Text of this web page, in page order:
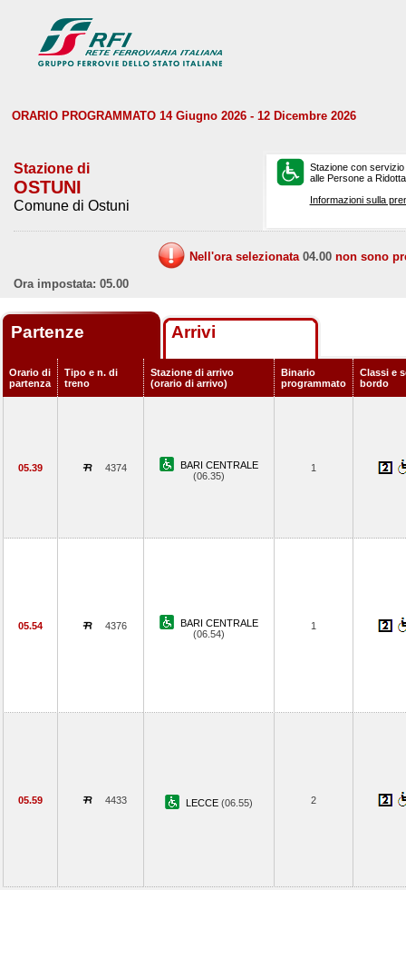
ORARIO PROGRAMMATO 14 Giugno 2026 - 12 Dicembre 2026
Stazione di
OSTUNI
Comune di Ostuni
Stazione con
alle Persone a
Informazioni sulla
Nell'ora selezionata 04.00 non sono
Ora impostata: 05.00
Partenze Arrivi
Orario di
partenza
Tipo e n. di
treno
Stazione di arrivo
(orario di arrivo)
Binario
programmato
Classi e
bordo
05.39 4374
BARI CENTRALE
(06.35)
1
05.54 4376
BARI CENTRALE
(06.54)
1
05.59 4433 LECCE (06.55) 2